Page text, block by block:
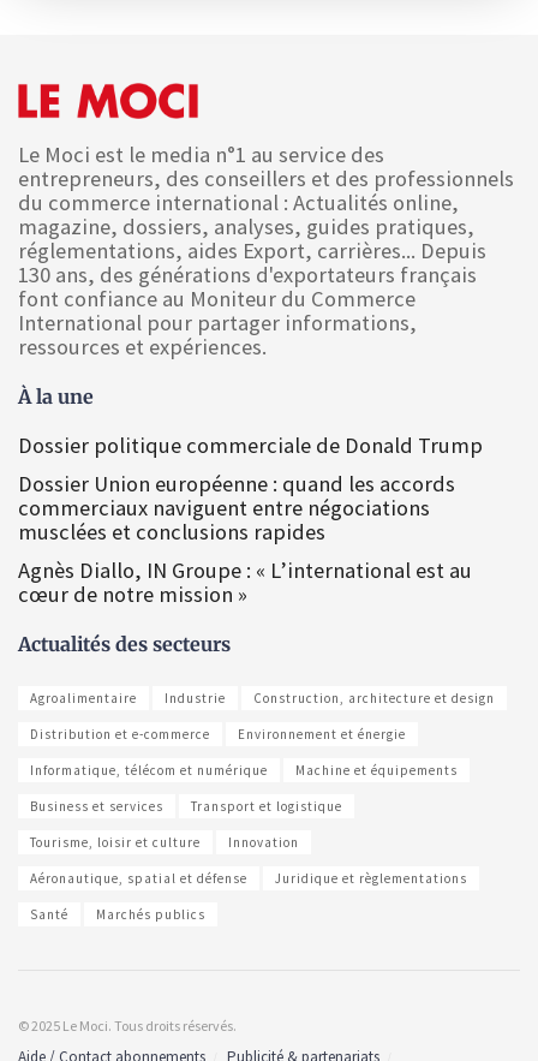
Le Moci est le media n°1 au service des
entrepreneurs, des conseillers et des professionnels
du commerce international : Actualités online,
magazine, dossiers, analyses, guides pratiques,
réglementations, aides Export, carrières... Depuis
130 ans, des générations d'exportateurs français
font confiance au Moniteur du Commerce
International pour partager informations,
ressources et expériences.
À la une
Dossier politique commerciale de Donald Trump
Dossier Union européenne : quand les accords
commerciaux naviguent entre négociations
musclées et conclusions rapides
Agnès Diallo, IN Groupe : « L’international est au
cœur de notre mission »
Actualités des secteurs
Agroalimentaire Industrie Construction, architecture et design
Distribution et e-commerce Environnement et énergie
Informatique, télécom et numérique Machine et équipements
Business et services Transport et logistique
Tourisme, loisir et culture Innovation
Aéronautique, spatial et défense Juridique et règlementations
Santé Marchés publics
© 2025 Le Moci. Tous droits réservés.
Aide / Contact abonnements Publicité & partenariats